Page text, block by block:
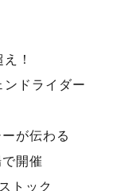
！
ドライダー
が伝わる
開催
トック